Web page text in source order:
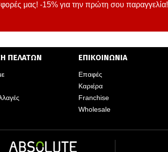
μας! -15% για την πρώτη σου παραγγελία!
ΠΕΛΑΤΩΝ ΕΠΙΚΟΙΝΩΝΙΑ
Επαφές
Καριέρα
Franchise
Wholesale